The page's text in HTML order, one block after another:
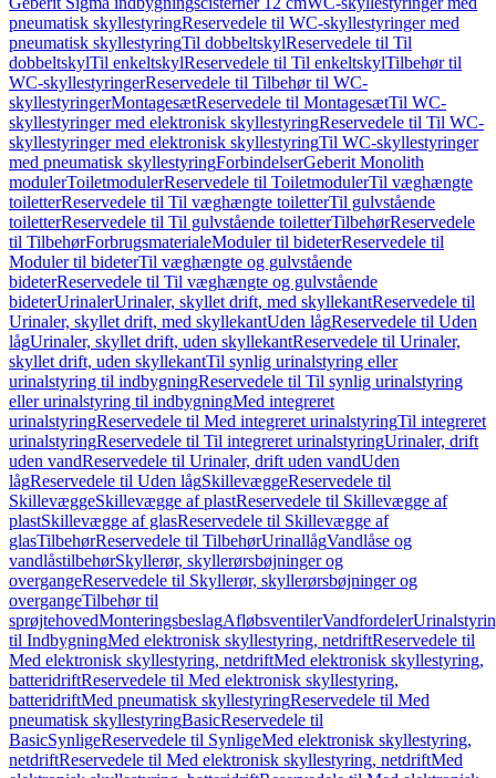
pneumatisk skyllestyringReservedele til WC-skyllestyringer med
pneumatisk skyllestyringTil dobbeltskylReservedele til Til
dobbeltskylTil enkeltskylReservedele til Til enkeltskylTilbehør til
WC-skyllestyringerReservedele til Tilbehør til WC-
skyllestyringerMontagesætReservedele til MontagesætTil WC-
skyllestyringer med elektronisk skyllestyringReservedele til Til WC-
skyllestyringer med elektronisk skyllestyringTil WC-skyllestyringer
med pneumatisk skyllestyringForbindelserGeberit Monolith
modulerToiletmodulerReservedele til ToiletmodulerTil væghængte
toiletterReservedele til Til væghængte toiletterTil gulvstående
toiletterReservedele til Til gulvstående toiletterTilbehørReservedele
til TilbehørForbrugsmaterialeModuler til bideterReservedele til
Moduler til bideterTil væghængte og gulvstående
bideterReservedele til Til væghængte og gulvstående
bideterUrinalerUrinaler, skyllet drift, med skyllekantReservedele til
Urinaler, skyllet drift, med skyllekantUden lågReservedele til Uden
lågUrinaler, skyllet drift, uden skyllekantReservedele til Urinaler,
skyllet drift, uden skyllekantTil synlig urinalstyring eller
urinalstyring til indbygningReservedele til Til synlig urinalstyring
eller urinalstyring til indbygningMed integreret
urinalstyringReservedele til Med integreret urinalstyringTil integreret
urinalstyringReservedele til Til integreret urinalstyringUrinaler, drift
uden vandReservedele til Urinaler, drift uden vandUden
lågReservedele til Uden lågSkillevæggeReservedele til
SkillevæggeSkillevægge af plastReservedele til Skillevægge af
plastSkillevægge af glasReservedele til Skillevægge af
glasTilbehørReservedele til TilbehørUrinallågVandlåse og
vandlåstilbehørSkyllerør, skyllerørsbøjninger og
overgangeReservedele til Skyllerør, skyllerørsbøjninger og
overgangeTilbehør til
sprøjtehovedMonteringsbeslagAfløbsventilerVandfordeler
til IndbygningMed elektronisk skyllestyring, netdriftReservedele til
Med elektronisk skyllestyring, netdriftMed elektronisk skyllestyring,
batteridriftReservedele til Med elektronisk skyllestyring,
batteridriftMed pneumatisk skyllestyringReservedele til Med
pneumatisk skyllestyringBasicReservedele til
BasicSynligeReservedele til SynligeMed elektronisk skyllestyring,
netdriftReservedele til Med elektronisk skyllestyring, netdriftMed